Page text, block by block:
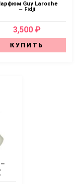
Guy Laroche
— Fidji
3,500 ₽
КУПИТЬ
—